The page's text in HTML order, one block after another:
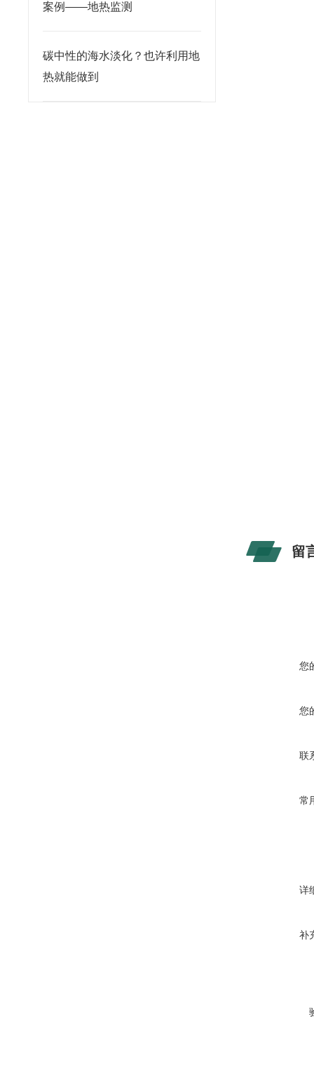
案例——地热监测
碳中性的海水淡化？也许利用地
热就能做到
留
您
您
联
常
详
补